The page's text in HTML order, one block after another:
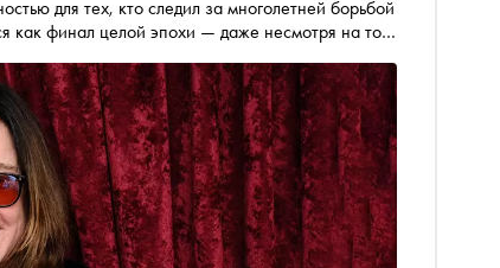
для тех, кто следил за многолетней борьбой
как финал целой эпохи — даже несмотря на то,
тьмы»